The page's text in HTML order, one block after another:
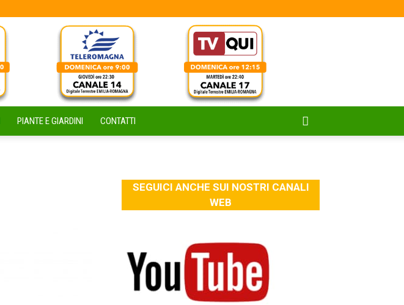
PIANTE E GIARDINI CONTATTI
SEGUICI ANCHE SUI NOSTRI CANALI
WEB